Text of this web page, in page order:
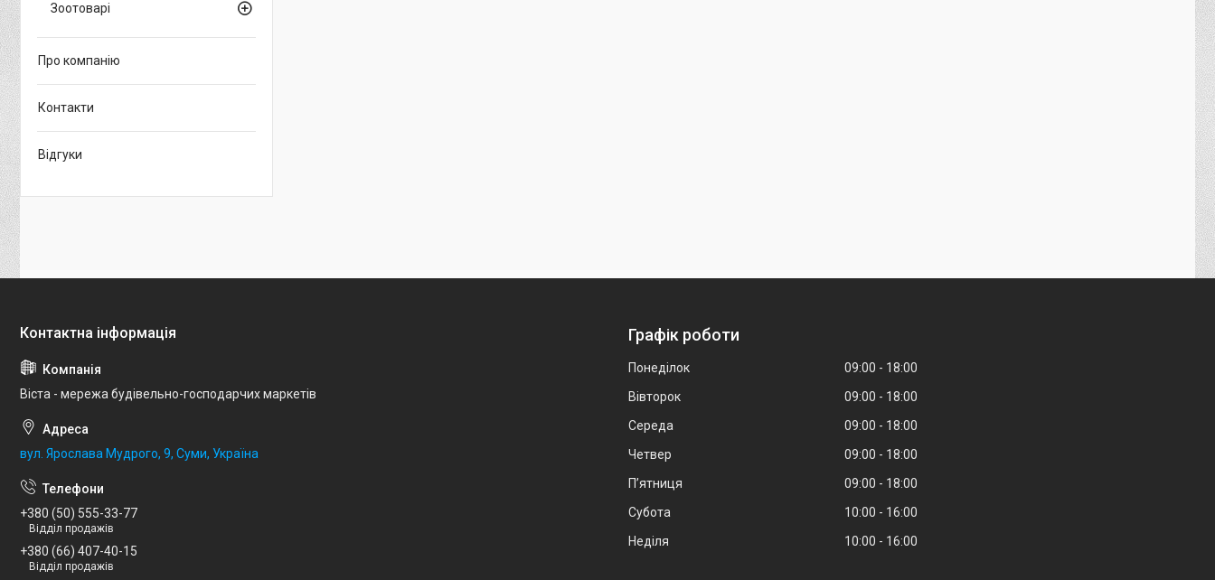
Зоотоварі
Про компанію
Контакти
Відгуки
Віста - мережа будівельно-господарчих маркетів
вул. Ярослава Мудрого, 9, Суми, Україна
+380 (50) 555-33-77
Відділ продажів
+380 (66) 407-40-15
Відділ продажів
Графік роботи
Понеділок 09:00
18:00
Вівторок
09:00
18:00
Середа
09:00
18:00
Четвер
09:00
18:00
Пʼятниця
09:00
18:00
Субота
10:00
16:00
Неділя
10:00 16:00